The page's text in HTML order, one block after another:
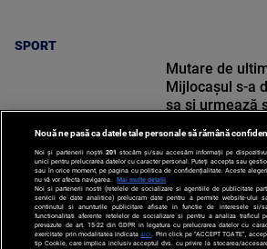
SPORT
SPORT
Mutare de
Mijlocașul s-a
sa și urmează
Nouă ne pasă ca datele tale personale să rămână
Noi și partenerii noștri 201 stocăm și/sau accesăm informații pe
unici pentru prelucrarea datelor cu caracter personal. Puteți accepta sau
sau în orice moment, pe pagina cu politica de confidențialitate. Aceste
nu vă vor afecta navigarea.
Mai multe detalii
Noi si partenerii nostri (retelele de socializare si agentiile de publicitate
servicii de date analitice) prelucram date pentru a permite website-ului
continutul si anunturile publicitare afisate in functie de interesele si/
functionalitati aferente retelelor de socializare si pentru a analiza traficul
prevazute de art. 15-22 din GDPR in legatura cu prelucrarea datelor cu
exercitate prin modalitatea indicataaici . Prin click pe “ACCEPT TOATE”,
tip Cookie, care implica inclusiv acceptul dvs. cu privire la stocarea/